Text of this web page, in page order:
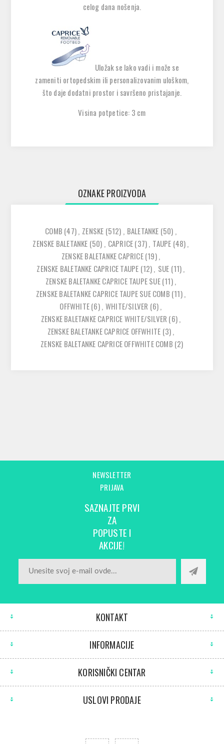
celog dana nošenja.
Uložak se lako vadi i može se
zameniti ortopedskim ili personalizovanim uloškom,
što daje dodatni prostor i savršeno pristajanje.
Visina potpetice: 3 cm
OZNAKE PROIZVODA
COMB (47), ZENSKE (512) , BALETANKE (50) ,
ZENSKE BALETANKE (50) , CAPRICE(37), TAUPE (48),
ZENSKE BALETANKE CAPRICE(19),
ZENSKE BALETANKE CAPRICE TAUPE (12), SUE (11),
ZENSKE BALETANKE CAPRICE TAUPE SUE(11),
ZENSKE BALETANKE CAPRICE TAUPE SUE COMB (11),
OFFWHITE(6), WHITE/SILVER (6),
ZENSKE BALETANKE CAPRICE WHITE/SILVER (6),
ZENSKE BALETANKE CAPRICE OFFWHITE (3),
ZENSKE BALETANKE CAPRICE OFFWHITE COMB (2)
NEWSLETTER
PRIJAVA
SAZNAJTE PRVI
ZA
POPUSTE I
AKCIJE!
KONTAKT
INFORMACIJE
KORISNIČKI CENTAR
USLOVI PRODAJE